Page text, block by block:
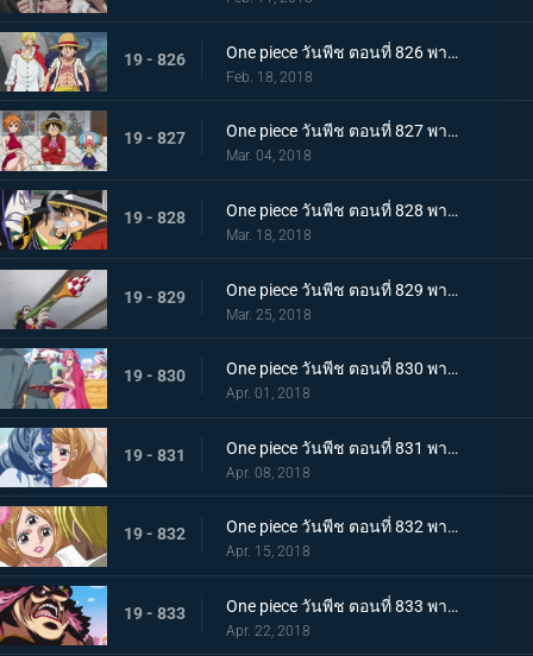
19 - 826 One piece วันพีช ตอนที่ 826 พากย์ไทย ซันจิกลับมาแล้ว ทำลายมันซะ งานเลี้ยงน้ำชานรก
Feb. 18, 2018
19 - 827 One piece วันพีช ตอนที่ 827 พากย์ไทย ประชุมลับ ลูฟี่ VS กลุ่มโจรสลัดไฟเออร์แทงก์
Mar. 04, 2018
19 - 828 One piece วันพีช ตอนที่ 828 พากย์ไทย ข้อตกลงมรณะ กองกำลังพันธมิตรลูฟี่ & เบจ
Mar. 18, 2018
19 - 829 One piece วันพีช ตอนที่ 829 พากย์ไทย ลูฟี่กับแผนลับ งานเลี้ยงใกล้เปิดฉาก ! แผนร้ายพิธีแต่งงาน
Mar. 25, 2018
19 - 830 One piece วันพีช ตอนที่ 830 พากย์ไทย ครอบครัวรวมตัว เริ่มแล้ว ! งานเลี้ยงน้ำชานรก
Apr. 01, 2018
19 - 831 One piece วันพีช ตอนที่ 831 พากย์ไทย คู่รักหน้ากาก ซันจิ พุดดิ้งเข้าสู่พิธี
Apr. 08, 2018
19 - 832 One piece วันพีช ตอนที่ 832 พากย์ไทย จูบมรณะ แผนลอบสังหารสี่จักรพรรดิ เริ่มแล้ว
Apr. 15, 2018
19 - 833 One piece วันพีช ตอนที่ 833 พากย์ไทย คืนจอกเหล้าสาบาน การชดใช้ของลูกผู้ชายจินเบ
Apr. 22, 2018